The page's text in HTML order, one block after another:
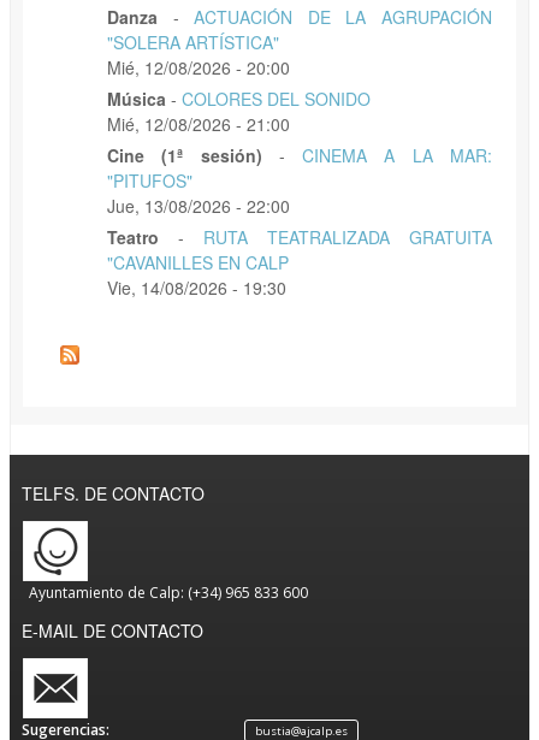
Danza
-ACTUACIÓN DE LA AGRUPACIÓN
"SOLERA ARTÍSTICA"
Mié, 12/08/2026 - 20:00
Música - COLORES DEL SONIDO
Mié, 12/08/2026 - 21:00
Cine (1ª sesión)
-CINEMA A LA MAR:
"PITUFOS"
Jue, 13/08/2026 - 22:00
Teatro
- RUTA TEATRALIZADA GRATUITA
"CAVANILLES EN CALP
Vie, 14/08/2026 - 19:30
TELFS. DE CONTACTO
Ayuntamiento de Calp: (+34) 965 833 600
E-MAIL DE CONTACTO
Sugerencias: bustia@ajcalp.es